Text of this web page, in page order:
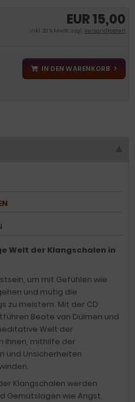
EUR 15,00
inkl. 20 % MwSt. zzgl. Versandkosten
IN DEN WARENKORB
Welt der Klangschalen in
um mit Gefühlen wie
und mutig die
zu meistern. Mit der CD
Beate van Dülmen und
Welt der
ihnen, mithilfe der
und Unsicherheiten
Klangschalen werden
Gemütslagen wie Angst,